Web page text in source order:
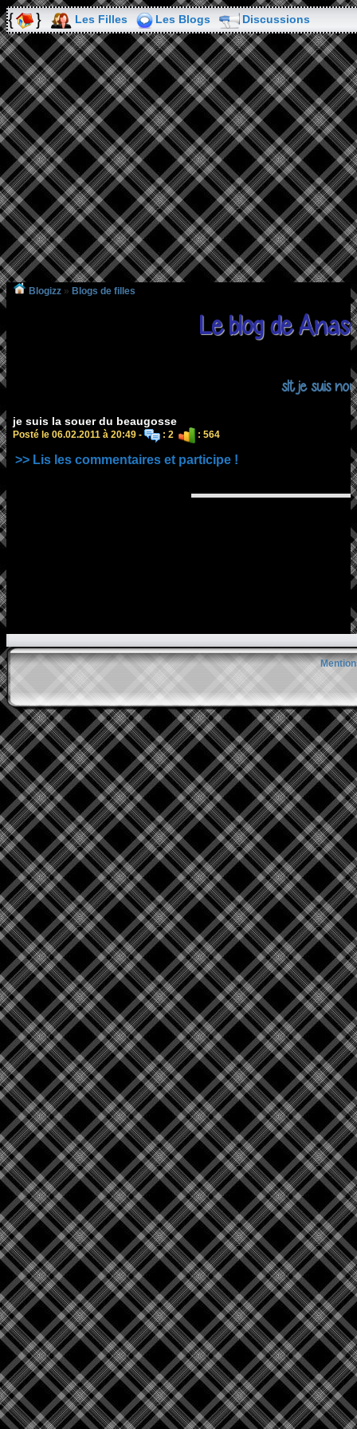
Les Filles Les Blogs Discussions
Blogizz » Blogs de filles
Le blog de
slt je suis
je suis la souer du beaugosse
Posté le 06.02.2011 à 20:49 - : 2 : 564
>> Lis les commentaires et participe !